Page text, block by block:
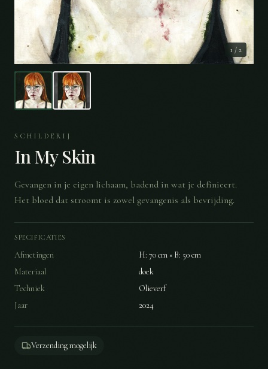
1 / 2
SCHILDERIJ
In My Skin
Gevangen in je eigen lichaam, badend in wat je definieert.
Het bloed dat stroomt is zowel gevangenis als bevrijding.
SPECIFICATIES
Afmetingen
H: 70 cm × B: 50 cm
Materiaal
doek
Techniek
Olieverf
Jaar
2024
Verzending mogelijk